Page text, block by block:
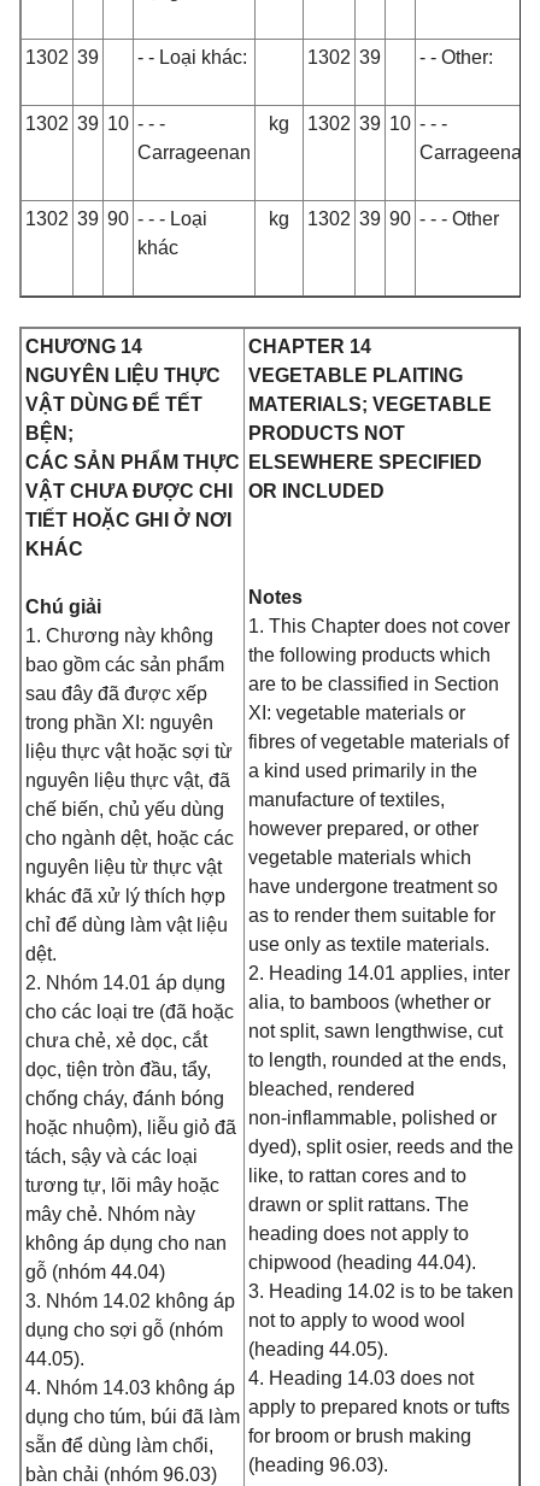
1302 39 - - Loại khác: 1302 39 - - Other:
1302 39 10 - - -
Carrageenan
kg 1302 39 10 - - -
Carrageenan
1302 39 90 - - - Loại
khác
kg 1302 39 90 - - - Other
CHƯƠNG 14
NGUYÊN LIỆU THỰC
VẬT DÙNG ĐỂ TẾT
BỆN;
CÁC SẢN PHẨM THỰC
VẬT CHƯA ĐƯỢC CHI
TIẾT HOẶC GHI Ở NƠI
KHÁC
Chú giải
1. Chương này không
bao gồm các sản phẩm
sau đây đã được xếp
trong phần XI: nguyên
liệu thực vật hoặc sợi từ
nguyên liệu thực vật, đã
chế biến, chủ yếu dùng
cho ngành dệt, hoặc các
nguyên liệu từ thực vật
khác đã xử lý thích hợp
chỉ để dùng làm vật liệu
dệt.
2. Nhóm 14.01 áp dụng
cho các loại tre (đã hoặc
chưa chẻ, xẻ dọc, cắt
dọc, tiện tròn đầu, tẩy,
chống cháy, đánh bóng
hoặc nhuộm), liễu giỏ đã
tách, sậy và các loại
tương tự, lõi mây hoặc
mây chẻ. Nhóm này
không áp dụng cho nan
gỗ (nhóm 44.04)
3. Nhóm 14.02 không áp
dụng cho sợi gỗ (nhóm
44.05).
4. Nhóm 14.03 không áp
dụng cho túm, búi đã làm
sẵn để dùng làm chổi,
bàn chải (nhóm 96.03)
CHAPTER 14
VEGETABLE PLAITING
MATERIALS; VEGETABLE
PRODUCTS NOT
ELSEWHERE SPECIFIED
OR INCLUDED
Notes
1. This Chapter does not cover
the following products which
are to be classified in Section
XI: vegetable materials or
fibres of vegetable materials of
a kind used primarily in the
manufacture of textiles,
however prepared, or other
vegetable materials which
have undergone treatment so
as to render them suitable for
use only as textile materials.
2. Heading 14.01 applies, inter
alia, to bamboos (whether or
not split, sawn lengthwise, cut
to length, rounded at the ends,
bleached, rendered
non‑inflammable, polished or
dyed), split osier, reeds and the
like, to rattan cores and to
drawn or split rattans. The
heading does not apply to
chipwood (heading 44.04).
3. Heading 14.02 is to be taken
not to apply to wood wool
(heading 44.05).
4. Heading 14.03 does not
apply to prepared knots or tufts
for broom or brush making
(heading 96.03).